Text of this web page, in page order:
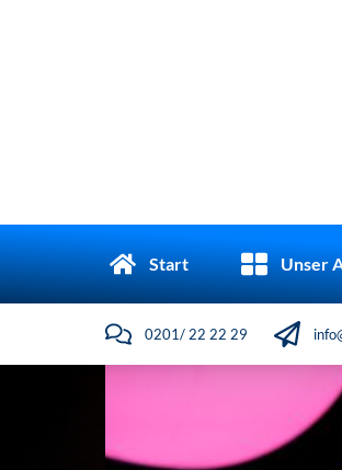
Start Unser
0201/ 22 22 29